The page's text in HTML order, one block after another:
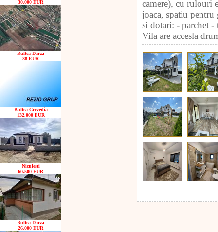
30.000 EUR
Buftea Darza
38 EUR
Buftea Crevedia
132.000 EUR
Niculesti
60.500 EUR
Buftea Darza
26.000 EUR
camere), cu rulouri
joaca, spatiu pentru
si dotari: - parchet -
Vila are accesla